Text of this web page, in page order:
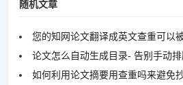
随机文章
您的知网论文翻译成英文查重可以
论文怎么自动生成目录- 告别手动排
如何利用论文摘要用查重吗来避免抄